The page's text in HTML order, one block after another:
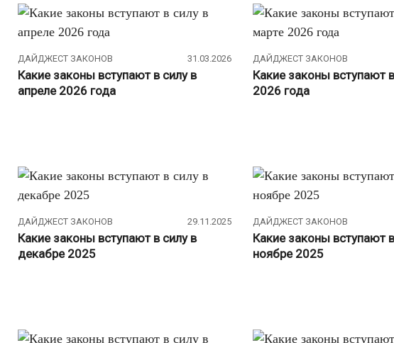
ДАЙДЖЕСТ ЗАКОНОВ 31.03.2026
Какие законы вступают в силу в
апреле 2026 года
ДАЙДЖЕСТ ЗАКОНОВ
Какие законы вступают
2026 года
ДАЙДЖЕСТ ЗАКОНОВ 29.11.2025
Какие законы вступают в силу в
декабре 2025
ДАЙДЖЕСТ ЗАКОНОВ
Какие законы вступают
ноябре 2025